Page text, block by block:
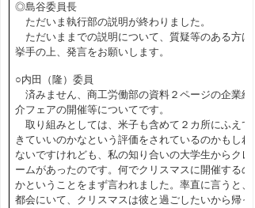
◎島谷委員長
ただいま執行部の説明が終わりました。
ただいままでの説明について、質疑等のある方は
挙手の上、発言をお願いします。
○内田（隆）委員
済みません、商工労働部の資料２ページの企業紹
介フェアの開催等についてです。
取り組みとしては、米子も含めて２カ所にふえて
きていいのかなという評価をされているのかもしれ
ないですけれども、私の知り合いの大学生からクレ
ームがあったのです。何でクリスマスに開催するの
かということをまず言われました。率直に言うと、
都会にいて、クリスマスは彼と過ごしたいから帰っ